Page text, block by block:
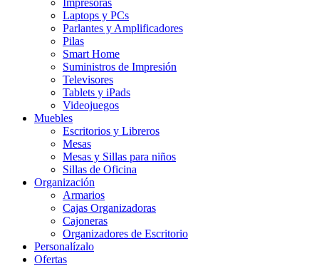
Laptops y PCs
Parlantes y Amplificadores
Pilas
Smart Home
Suministros de Impresión
Televisores
Tablets y iPads
Videojuegos
Muebles
Escritorios y Libreros
Mesas
Mesas y Sillas para niños
Sillas de Oficina
Organización
Armarios
Cajas Organizadoras
Cajoneras
Organizadores de Escritorio
Personalízalo
Ofertas